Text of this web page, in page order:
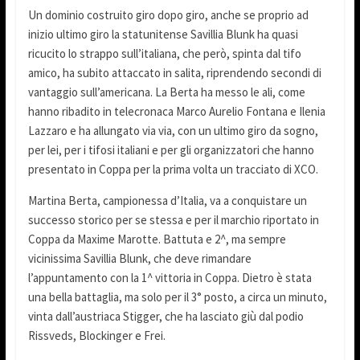
Un dominio costruito giro dopo giro, anche se proprio ad
inizio ultimo giro la statunitense Savillia Blunk ha quasi
ricucito lo strappo sull’italiana, che però, spinta dal tifo
amico, ha subito attaccato in salita, riprendendo secondi di
vantaggio sull’americana. La Berta ha messo le ali, come
hanno ribadito in telecronaca Marco Aurelio Fontana e Ilenia
Lazzaro e ha allungato via via, con un ultimo giro da sogno,
per lei, per i tifosi italiani e per gli organizzatori che hanno
presentato in Coppa per la prima volta un tracciato di XCO.
Martina Berta, campionessa d’Italia, va a conquistare un
successo storico per se stessa e per il marchio riportato in
Coppa da Maxime Marotte. Battuta e 2^, ma sempre
vicinissima Savillia Blunk, che deve rimandare
l’appuntamento con la 1^ vittoria in Coppa. Dietro è stata
una bella battaglia, ma solo per il 3° posto, a circa un minuto,
vinta dall’austriaca Stigger, che ha lasciato giù dal podio
Rissveds, Blockinger e Frei.